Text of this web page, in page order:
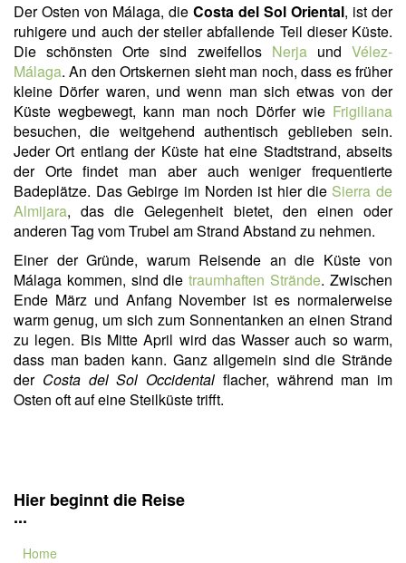
Der Osten von Málaga, die Costa del Sol Oriental, ist der
ruhigere und auch der steiler abfallende Teil dieser Küste.
Die schönsten Orte sind zweifellos NerjaundVélez-
Málaga. An den Ortskernen sieht man noch, dass es früher
kleine Dörfer waren, und wenn man sich etwas von der
Küste wegbewegt, kann man noch Dörfer wie Frigiliana
besuchen, die weitgehend authentisch geblieben sein.
Jeder Ort entlang der Küste hat eine Stadtstrand, abseits
der Orte findet man aber auch weniger frequentierte
Badeplätze. Das Gebirge im Norden ist hier die Sierra de
Almijara, das die Gelegenheit bietet, den einen oder
anderen Tag vom Trubel am Strand Abstand zu nehmen.
Einer der Gründe, warum Reisende an die Küste von
Málaga kommen, sind dietraumhaften Strände. Zwischen
Ende März und Anfang November ist es normalerweise
warm genug, um sich zum Sonnentanken an einen Strand
zu legen. Bis Mitte April wird das Wasser auch so warm,
dass man baden kann. Ganz allgemein sind die Strände
der Costa del Sol Occidental flacher, während man im
Osten oft auf eine Steilküste trifft.
Hier beginnt die Reise
...
Home